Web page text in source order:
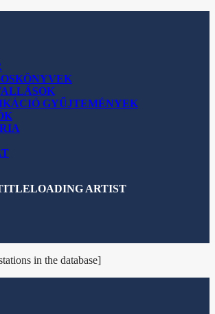
GYŰJTEMÉNYEK
LOADING ARTIST
in the database]